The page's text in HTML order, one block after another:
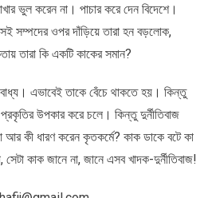
ভুল করেন না। পাচার করে দেন বিদেশে।
সম্পদের ওপর দাঁড়িয়ে তারা হন বড়লোক,
তারা কি একটি কাকের সমান?
এভাবেই তাকে বেঁচে থাকতে হয়। কিন্তু
প্রকৃতির উপকার করে চলে। কিন্তু দুর্নীতিবাজ
আর কী ধারণ করেন কৃতকর্মে? কাক ডাকে বটে কা
কাক জানে না, জানে এসব খাদক-দুর্নীতিবাজ!